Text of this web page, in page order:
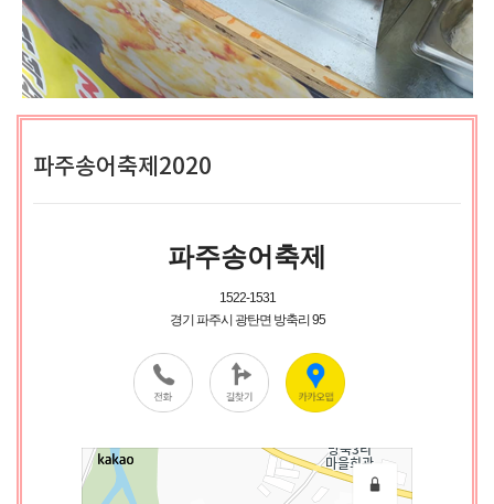
파주송어축제2020